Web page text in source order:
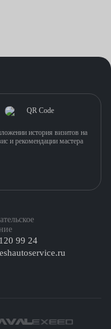
99 24
история визитов на
и рекомендации мастера